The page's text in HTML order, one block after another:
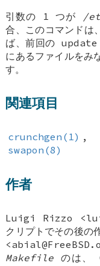
引数の 1 つが
/
合、このコマンド
ば、前回の update
にあるファイルを
す。
関連項目
crunchgen(1) ,
swapon(8)
作者
Luigi Rizzo
クリプトでその後の
Makefile のは、